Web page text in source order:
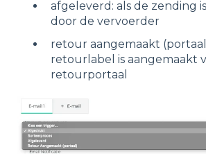
afgeleverd: als de zending
door de vervoerder
retour aangemaakt
retourlabel is aangemaakt
retourportaal